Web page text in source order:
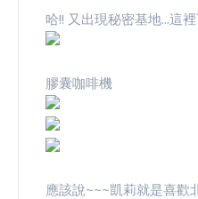
哈!! 又出現秘密基地...這
膠囊咖啡機
應該說~~~凱莉就是喜歡